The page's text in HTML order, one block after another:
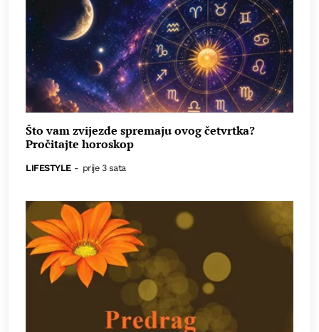
Što vam zvijezde spremaju ovog četvrtka?
Pročitajte horoskop
LIFESTYLE - prije 3 sata